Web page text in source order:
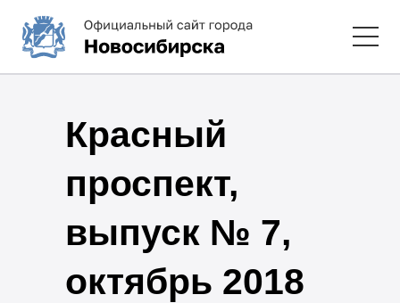
Красный
проспект,
выпуск № 7,
октябрь 2018